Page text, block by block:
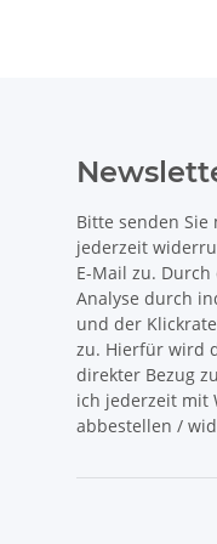
Bitte senden
jederzeit
E-Mail zu.
Analyse durch
und der
zu. Hierfür wird
direkter Bezug
ich jederzeit mit
abbestellen /